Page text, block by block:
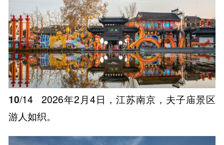
10/14
2026年2月4日，江苏南京，夫子庙景区
游人如织。